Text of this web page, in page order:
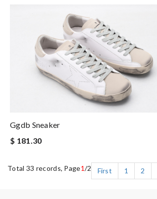
Ggdb Sneaker
$ 181.30
Total 33 records, Page1/2 First 1 2